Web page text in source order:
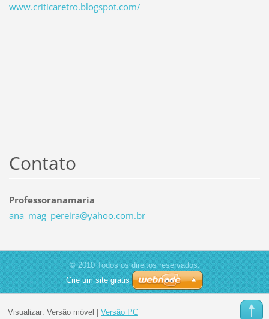
www.criticaretro.blogspot.com/
Contato
Professoranamaria
ana_mag_ pereira@yahoo.com.br
© 2010 Todos os direitos reservados.
Crie um site grátis
Visualizar: Versão móvel | Versão PC